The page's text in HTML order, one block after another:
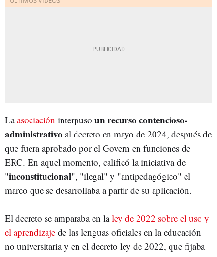
Laasociación interpuso un recurso contencioso-
administrativo al decreto en mayo de 2024, después de
que fuera aprobado por el Govern en funciones de
ERC. En aquel momento, calificó la iniciativa de
"inconstitucional", "ilegal" y "antipedagógico" el
marco que se desarrollaba a partir de su aplicación.
El decreto se amparaba en laley de 2022 sobre el uso y
el aprendizaje de las lenguas oficiales en la educación
no universitaria y en el decreto ley de 2022, que fijaba